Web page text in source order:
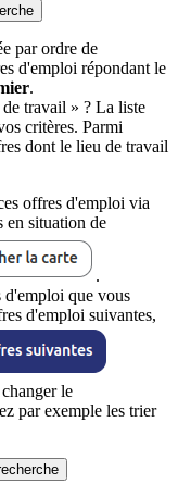
par ordre de
d'emploi répondant le
.
travail » ? La liste
critères. Parmi
dont le lieu de travail
offres d'emploi via
en situation de
.
d'emploi que vous
d'emploi suivantes,
le
par exemple les trier